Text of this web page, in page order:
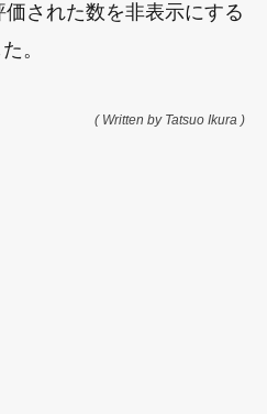
された数を非表示にする
。
( Written by Tatsuo Ikura )